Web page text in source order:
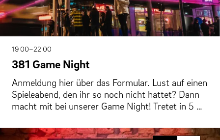
19 00–22 00
381 Game Night
Anmeldung hier über das Formular. Lust auf einen
Spieleabend, den ihr so noch nicht hattet? Dann
macht mit bei unserer Game Night! Tretet in 5 …